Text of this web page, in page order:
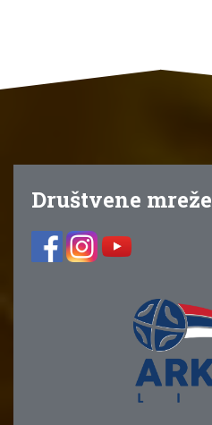
Društvene mreže